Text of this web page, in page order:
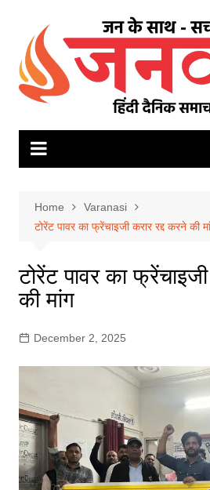
content
Home
Varanasi
टोरेंट पावर का फ्रेंचाइजी करार रद्द करने की
टोरेंट पावर का
की मांग
December 2, 2025